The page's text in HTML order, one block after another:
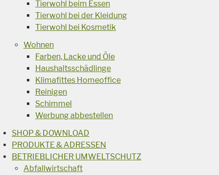
Tierwohl beim Essen
Tierwohl bei der Kleidung
Tierwohl bei Kosmetik
Wohnen
Farben, Lacke und Öle
Haushaltsschädlinge
Klimafittes Homeoffice
Reinigen
Schimmel
Werbung abbestellen
SHOP & DOWNLOAD
PRODUKTE & ADRESSEN
BETRIEBLICHER UMWELTSCHUTZ
Abfallwirtschaft